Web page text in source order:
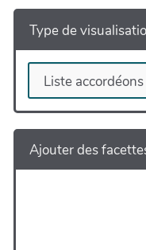
Type de
Ajouter des